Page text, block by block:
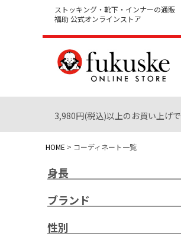
ストッキング・靴下・インナーの通販
福助 公式オンラインストア
3,980円(税込)以上のお買い上げで
HOME コーディネート一覧
身長
ブランド
性別